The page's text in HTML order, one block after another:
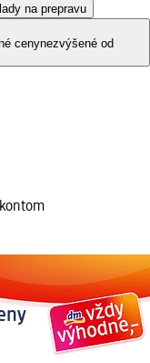
na prepravu
cenynezvýšené od